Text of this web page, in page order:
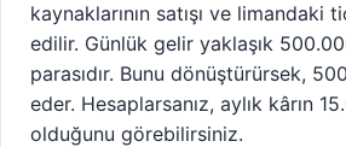
kaynaklarının satışı ve limandaki
edilir. Günlük gelir yaklaşık
parasıdır. Bunu dönüştürürsek,
eder. Hesaplarsanız, aylık kârın
olduğunu görebilirsiniz.